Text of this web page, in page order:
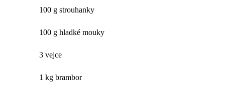
100 g strouhanky
100 g hladké mouky
3 vejce
1 kg brambor